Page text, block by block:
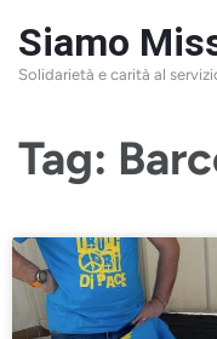
Siamo
Solidarietà e carità al
Tag: